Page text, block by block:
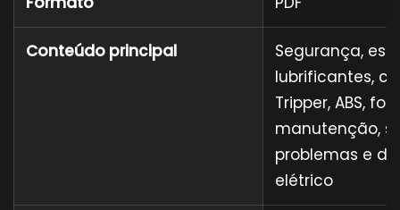
Conteúdo principal
Segurança,
lubrificantes,
Tripper, ABS,
manutenção,
problemas e
elétrico